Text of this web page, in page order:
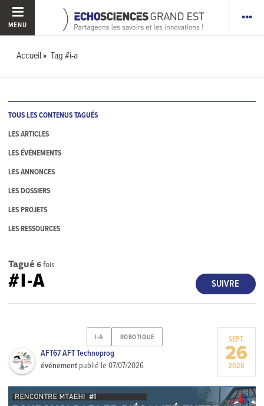
MENU
Accueil Tag #i-a
TOUS LES CONTENUS TAGUÉS
LES ARTICLES
LES ÉVÉNEMENTS
LES ANNONCES
LES DOSSIERS
LES PROJETS
LES RESSOURCES
Tagué 6fois
SUIVRE
#I-A
I-A ROBOTIQUE
AFT67 AFT Technoprog
événement publié le07/07/2026
SEPT.
26
2026